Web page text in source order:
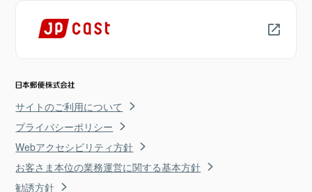
サイトのご利用について
プライバシーポリシー
Webアクセシビリティ方針
お客さま本位の業務運営に関する基本方針
勧誘方針